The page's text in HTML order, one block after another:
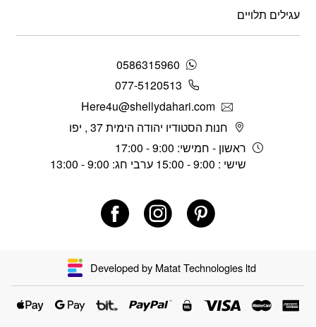
עגילים תלויים
0586315960
077-5120513
Here4u@shellydahari.com
חנות הסטודיו יהודה הימית 37 , יפו
ראשון - חמישי: 9:00 - 17:00
שישי : 9:00 - 15:00 ערבי חג: 9:00 - 13:00
Developed by Matat Technologies ltd